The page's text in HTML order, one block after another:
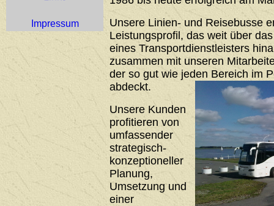
Impressum
Unsere Linien- und Reisebusse
Leistungsprofil, das weit über
eines Transportdienstleisters
zusammen mit unseren
der so gut wie jeden Bereich im
abdeckt.
Unsere Kunden
profitieren von
umfassender
strategisch-
konzeptioneller
Planung,
Umsetzung und
einer